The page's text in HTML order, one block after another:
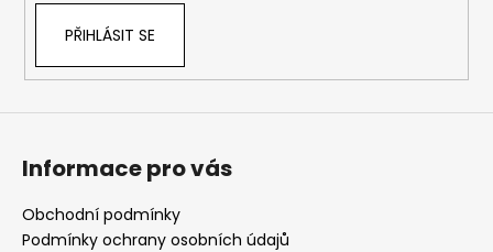
PŘIHLÁSIT SE
Informace pro vás
Obchodní podmínky
Podmínky ochrany osobních údajů